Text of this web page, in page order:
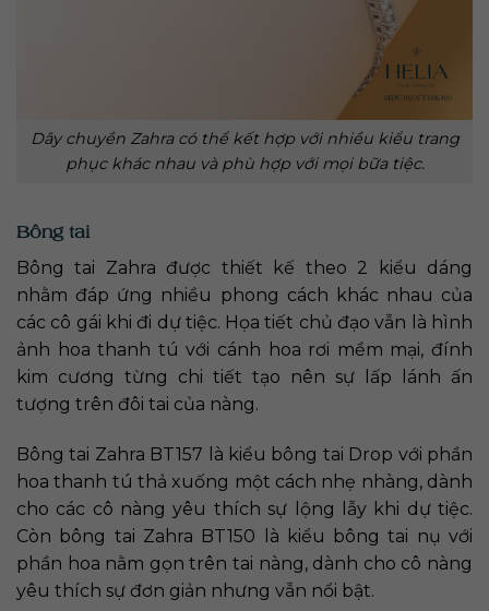
Dây chuyền Zahra có thể kết hợp với nhiều kiểu trang
phục khác nhau và phù hợp với mọi bữa tiệc.
Bông tai
Bông tai Zahra được thiết kế theo 2 kiểu dáng
nhằm đáp ứng nhiều phong cách khác nhau của
các cô gái khi đi dự tiệc. Họa tiết chủ đạo vẫn là hình
ảnh hoa thanh tú với cánh hoa rơi mềm mại, đính
kim cương từng chi tiết tạo nên sự lấp lánh ấn
tượng trên đôi tai của nàng.
Bông tai Zahra BT157 là kiểu bông tai Drop với phần
hoa thanh tú thả xuống một cách nhẹ nhàng, dành
cho các cô nàng yêu thích sự lộng lẫy khi dự tiệc.
Còn bông tai Zahra BT150 là kiểu bông tai nụ với
phần hoa nằm gọn trên tai nàng, dành cho cô nàng
yêu thích sự đơn giản nhưng vẫn nổi bật.